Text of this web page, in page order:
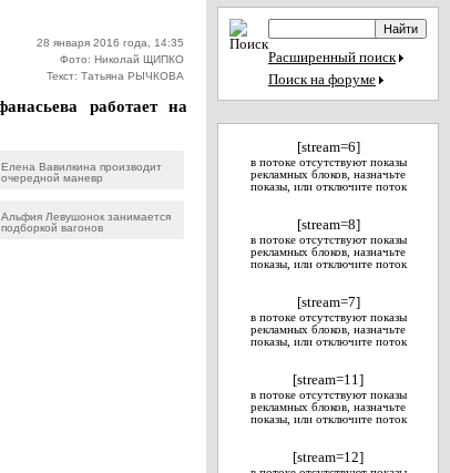
28 января 2016 года, 14:35
Фото: Николай ЩИПКО
Текст: Татьяна РЫЧКОВА
работает на
Елена Вавилкина производит
очередной маневр
Альфия Левушонок занимается
подборкой вагонов
Расширенный поиск
Поиск на форуме
[stream=6]
в потоке отсутствуют показы
рекламных блоков, назначьте
показы, или отключите поток
[stream=8]
в потоке отсутствуют показы
рекламных блоков, назначьте
показы, или отключите поток
[stream=7]
в потоке отсутствуют показы
рекламных блоков, назначьте
показы, или отключите поток
[stream=11]
в потоке отсутствуют показы
рекламных блоков, назначьте
показы, или отключите поток
[stream=12]